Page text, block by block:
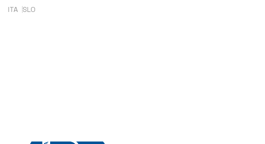
Skip
ITA SLO